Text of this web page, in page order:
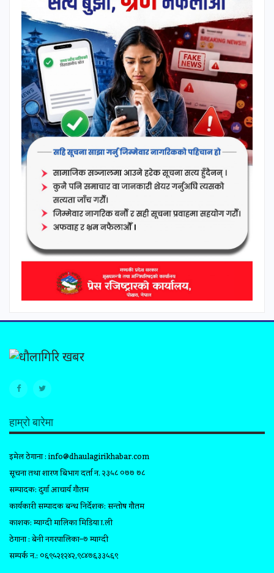
हाम्रो बारेमा
इमेल ठेगाना :info@dhaulagirikhabar.com
सूचना तथा प्रशारण बिभाग दर्ता न. २३५८ ०७७ ७८
सम्पादक: दुर्गा आचार्य गौतम
कार्यकारी सम्पादक प्रबन्ध निर्देशक: सन्तोष गौतम
प्रकाशक: म्याग्दी मालिका मिडिया प्रा.ली
ठेगाना : बेनी नगरपालिका–७ म्याग्दी
सम्पर्क न.: ०६९५२१२४२,९८४७६३३५६९